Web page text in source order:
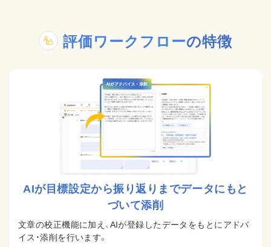
評価ワークフローの特徴
AIが目標設定から振り返りまでデータにもと
づいて添削
文章の校正機能に加え、AIが登録したデータをもとにアドバ
イス・添削を行います。